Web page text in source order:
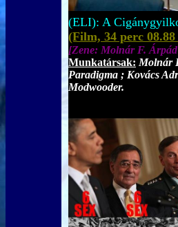
(ELI): A
(Film, 34 perc
[Zene: Molnár F.
Munkatársak: Molnár
Paradigma ; Kovács
Modwooder.